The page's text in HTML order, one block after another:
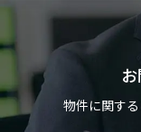
物件に関す